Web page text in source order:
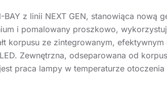
z linii NEXT GEN, stanowiąca nową
i pomalowany proszkowo,
korpusu ze zintegrowanym,
Zewnętrzna, odseparowana od
praca lampy w temperaturze otoczenia